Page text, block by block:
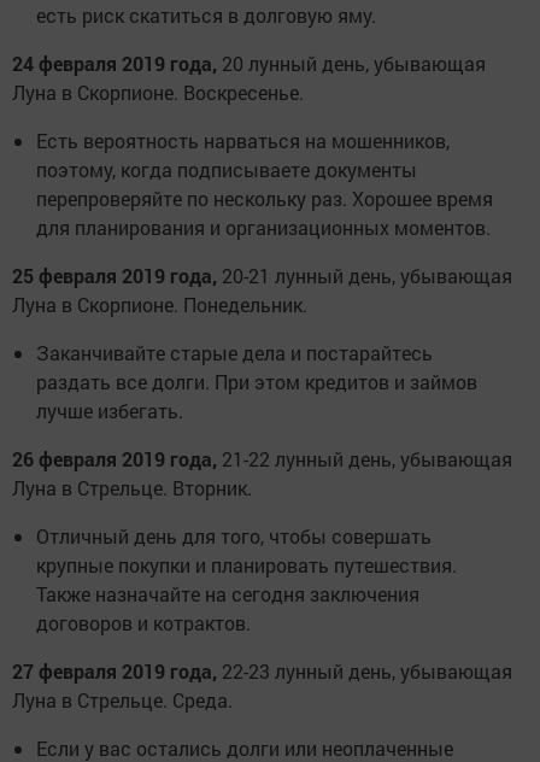
есть риск скатиться в долговую яму.
24 февраля 2019 года, 20 лунный день, убывающая
Луна в Скорпионе. Воскресенье.
Есть вероятность нарваться на мошенников,
поэтому, когда подписываете документы
перепроверяйте по нескольку раз. Хорошее время
для планирования и организационных моментов.
25 февраля 2019 года, 20-21 лунный день, убывающая
Луна в Скорпионе. Понедельник.
Заканчивайте старые дела и постарайтесь
раздать все долги. При этом кредитов и займов
лучше избегать.
26 февраля 2019 года, 21-22 лунный день, убывающая
Луна в Стрельце. Вторник.
Отличный день для того, чтобы совершать
крупные покупки и планировать путешествия.
Также назначайте на сегодня заключения
договоров и котрактов.
27 февраля 2019 года, 22-23 лунный день, убывающая
Луна в Стрельце. Среда.
Если у вас остались долги или неоплаченные